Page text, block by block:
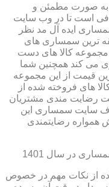
به صورت مطمئن و
است تا در وب سایت
ایده آل مد نظر
ترین سمساری های
کالا های دست
می کند همچنین شما
قیمت از این مجموعه
های فروخته شده از
رضایت مندی مشتریان
بسیار بالا باشد (۹۰%) هدف سایت سمساری این
همواره رضایتمندی
در سال 1401
از نکات مهم در خصوص